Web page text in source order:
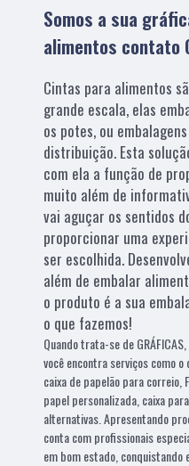
Somos a sua
alimentos contato
Cintas para alimentos
grande escala, elas
os potes, ou
distribuição. Esta
com ela a função de
muito além de
vai aguçar os sentidos
proporcionar uma
ser escolhida.
além de embalar
o produto é a sua
o que fazemos!
Quando trata-se de
você encontra serviços como o
caixa de papelão para correio,
papel personalizada, caixa
alternativas. Apresentando
conta com profissionais
em bom estado, conquistando